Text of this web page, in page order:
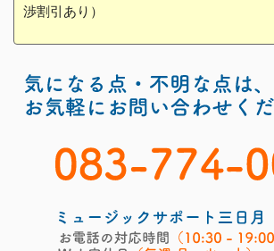
渉割引あり）